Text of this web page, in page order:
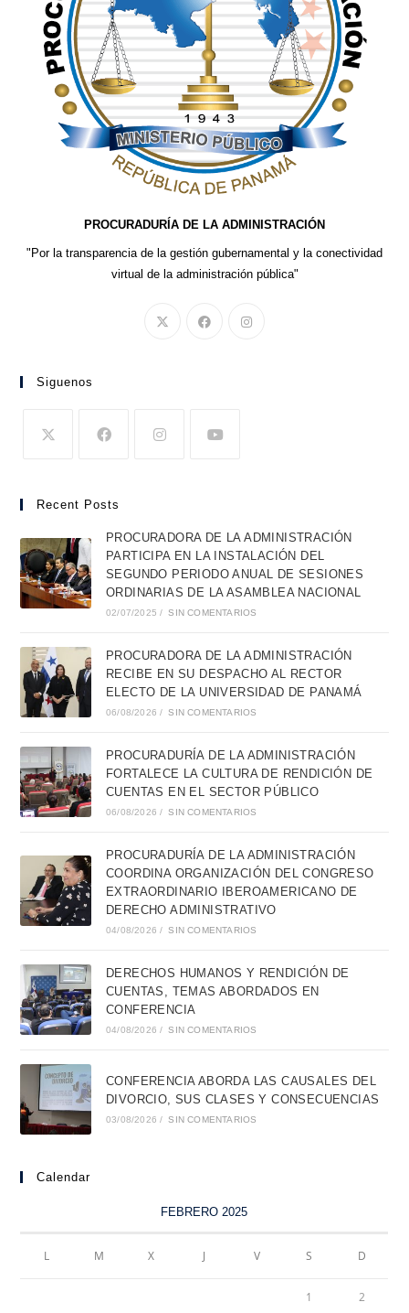
PROCURADURÍA DE LA ADMINISTRACIÓN
"Por la transparencia de la gestión gubernamental y la conectividad
virtual de la administración pública"
Siguenos
Recent Posts
PROCURADORA DE LA ADMINISTRACIÓN
PARTICIPA EN LA INSTALACIÓN DEL
SEGUNDO PERIODO ANUAL DE SESIONES
ORDINARIAS DE LA ASAMBLEA NACIONAL
02/07/2025 / SIN COMENTARIOS
PROCURADORA DE LA ADMINISTRACIÓN
RECIBE EN SU DESPACHO AL RECTOR
ELECTO DE LA UNIVERSIDAD DE PANAMÁ
06/08/2026 / SIN COMENTARIOS
PROCURADURÍA DE LA ADMINISTRACIÓN
FORTALECE LA CULTURA DE RENDICIÓN DE
CUENTAS EN EL SECTOR PÚBLICO
06/08/2026 / SIN COMENTARIOS
PROCURADURÍA DE LA ADMINISTRACIÓN
COORDINA ORGANIZACIÓN DEL CONGRESO
EXTRAORDINARIO IBEROAMERICANO DE
DERECHO ADMINISTRATIVO
04/08/2026 / SIN COMENTARIOS
DERECHOS HUMANOS Y RENDICIÓN DE
CUENTAS, TEMAS ABORDADOS EN
CONFERENCIA
04/08/2026 / SIN COMENTARIOS
CONFERENCIA ABORDA LAS CAUSALES DEL
DIVORCIO, SUS CLASES Y CONSECUENCIAS
03/08/2026 / SIN COMENTARIOS
Calendar
FEBRERO 2025
L M X J V S D
1 2